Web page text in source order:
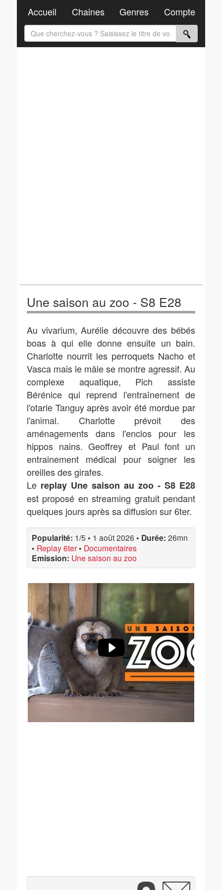
Une saison au zoo - S8 E28
Au vivarium, Aurélie découvre des bébés
boas à qui elle donne ensuite un bain.
Charlotte nourrit les perroquets Nacho et
Vasca mais le mâle se montre agressif. Au
complexe aquatique, Pich assiste
Bérénice qui reprend l'entraînement de
l'otarie Tanguy après avoir été mordue par
l'animal. Charlotte prévoit des
aménagements dans l'enclos pour les
hippos nains. Geoffrey et Paul font un
entrainement médical pour soigner les
oreilles des girafes.
Le replay Une saison au zoo - S8 E28
est proposé en streaming gratuit pendant
quelques jours après sa diffusion sur 6ter.
Popularité: 1/5 • 1 août 2026 • Durée: 26mn
• Replay 6ter • Documentaires
Emission: Une saison au zoo
Accueil Chaines Genres Compte